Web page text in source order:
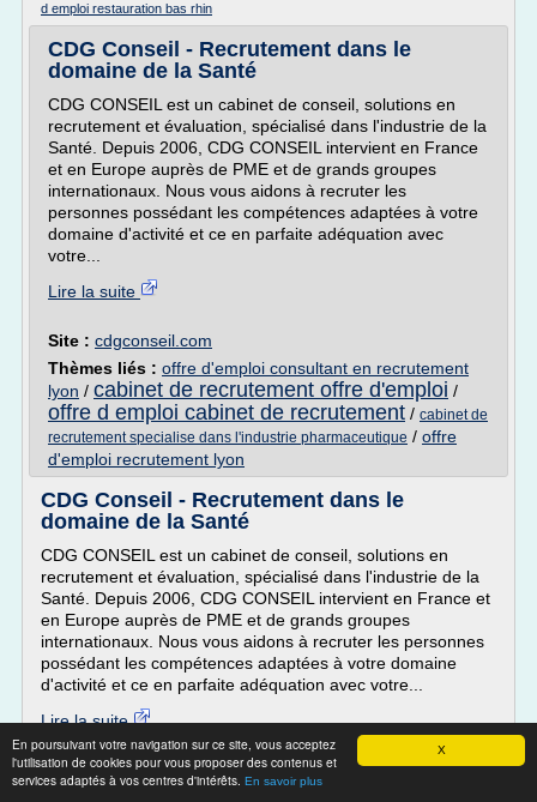
X
En poursuivant votre navigation sur ce site, vous acceptez
l'utilisation de cookies pour vous proposer des contenus et
services adaptés à vos centres d'intérêts. En savoir plus
d emploi restauration bas rhin
CDG Conseil - Recrutement dans le
domaine de la Santé
CDG CONSEIL est un cabinet de conseil, solutions en
recrutement et évaluation, spécialisé dans l'industrie de la
Santé. Depuis 2006, CDG CONSEIL intervient en France
et en Europe auprès de PME et de grands groupes
internationaux. Nous vous aidons à recruter les
personnes possédant les compétences adaptées à votre
domaine d'activité et ce en parfaite adéquation avec
votre...
Lire la suite
Site : cdgconseil.com
Thèmes liés : offre d'emploi consultant en recrutement
lyon / cabinet de recrutement offre d'emploi /
offre d emploi cabinet de recrutement / cabinet de
recrutement specialise dans l'industrie pharmaceutique / offre
d'emploi recrutement lyon
CDG Conseil - Recrutement dans le
domaine de la Santé
CDG CONSEIL est un cabinet de conseil, solutions en
recrutement et évaluation, spécialisé dans l'industrie de la
Santé. Depuis 2006, CDG CONSEIL intervient en France et
en Europe auprès de PME et de grands groupes
internationaux. Nous vous aidons à recruter les personnes
possédant les compétences adaptées à votre domaine
d'activité et ce en parfaite adéquation avec votre...
Lire la suite
Site :cdgconseil.com